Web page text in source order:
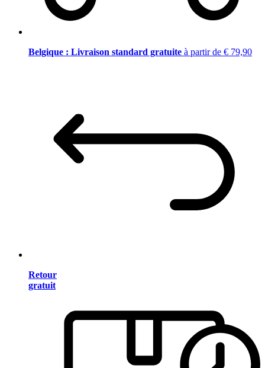
Belgique : Livraison standard gratuite à partir de € 79,90
Retour
gratuit